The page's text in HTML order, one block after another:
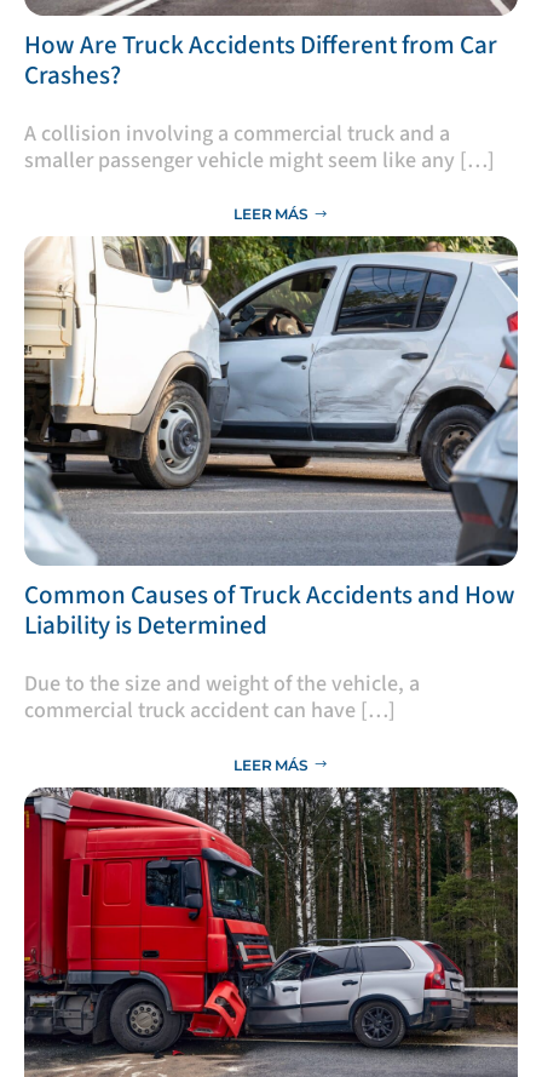
​How Are Truck Accidents Different from Car
Crashes?
A collision involving a commercial truck and a
smaller passenger vehicle might seem like any […]
LEER MÁS
​Common Causes of Truck Accidents and How
Liability is Determined
Due to the size and weight of the vehicle, a
commercial truck accident can have […]
LEER MÁS